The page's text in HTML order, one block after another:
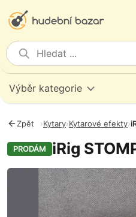
Výběr kategorie
Zpět ›Kytary›Kytarové efekty›
PRODÁM iRig
Fotografie